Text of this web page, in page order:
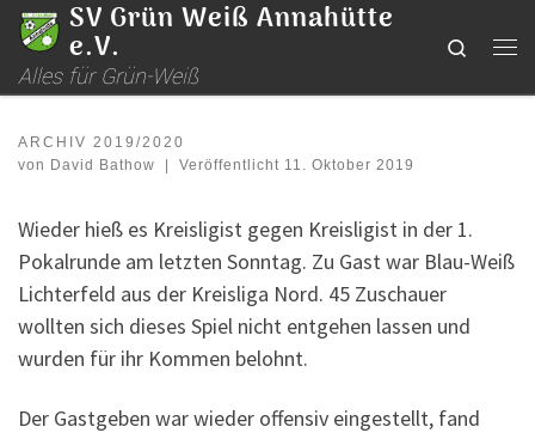
Zum Inhalt springen
SV Grün Weiß Annahütte
e.V.
Alles für Grün-Weiß
Search
ARCHIV 2019/2020
von David Bathow Veröffentlicht 11. Oktober 2019
Wieder hieß es Kreisligist gegen Kreisligist in der 1.
Pokalrunde am letzten Sonntag. Zu Gast war Blau-Weiß
Lichterfeld aus der Kreisliga Nord. 45 Zuschauer
wollten sich dieses Spiel nicht entgehen lassen und
wurden für ihr Kommen belohnt.
Der Gastgeben war wieder offensiv eingestellt, fand